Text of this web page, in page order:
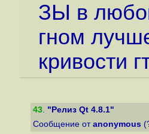
ЗЫ в
гном
кривости
43. "Релиз Qt 4.8.1"
Сообщение от anonymous